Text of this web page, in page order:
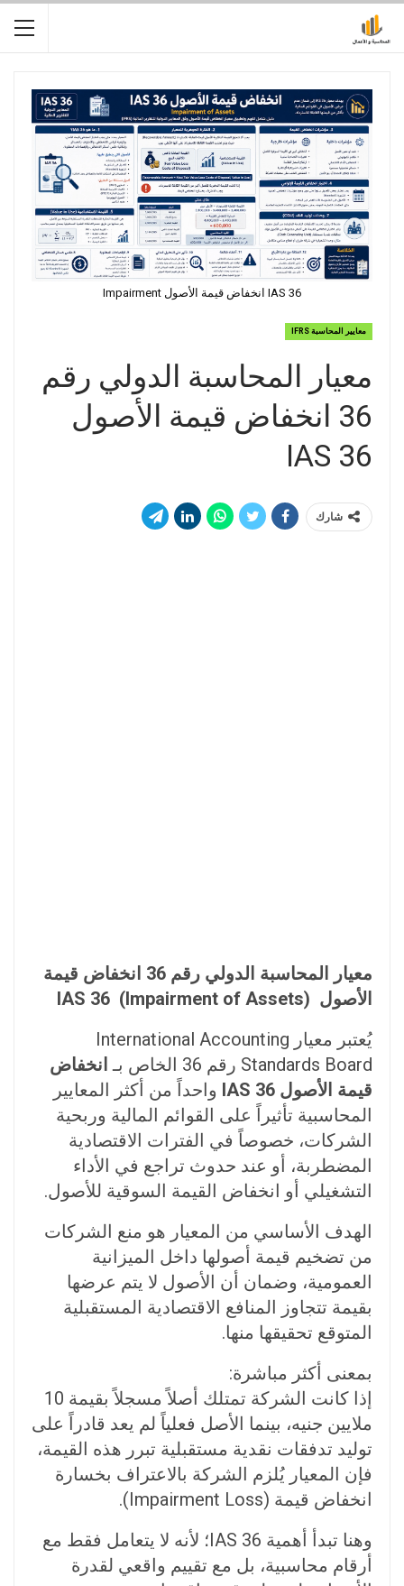
IAS 36 انخفاض قيمة الأصول Impairment
معايير المحاسبة IFRS
معيار المحاسبة الدولي رقم
36 انخفاض قيمة الأصول
IAS 36
شارك
معيار المحاسبة الدولي رقم 36 انخفاض قيمة
الأصول IAS 36 (Impairment of Assets)
يُعتبر معيار International Accounting
Standards Board رقم 36 الخاص بـ
انخفاض
قيمة الأصول IAS 36
واحداً من أكثر المعايير
المحاسبية تأثيراً على القوائم المالية وربحية
الشركات، خصوصاً في الفترات الاقتصادية
المضطربة، أو عند حدوث تراجع في الأداء
التشغيلي أو انخفاض القيمة السوقية للأصول.
الهدف الأساسي من المعيار هو منع الشركات
من تضخيم قيمة أصولها داخل الميزانية
العمومية، وضمان أن الأصول لا يتم عرضها
بقيمة تتجاوز المنافع الاقتصادية المستقبلية
المتوقع تحقيقها منها.
بمعنى أكثر مباشرة:
إذا كانت الشركة تمتلك أصلاً مسجلاً بقيمة 10
ملايين جنيه، بينما الأصل فعلياً لم يعد قادراً على
توليد تدفقات نقدية مستقبلية تبرر هذه القيمة،
فإن المعيار يُلزم الشركة بالاعتراف بخسارة
انخفاض قيمة (Impairment Loss).
وهنا تبدأ أهمية IAS 36؛ لأنه لا يتعامل فقط مع
أرقام محاسبية، بل مع تقييم واقعي لقدرة